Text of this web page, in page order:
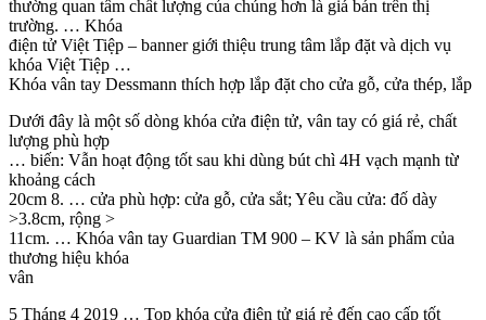
thường quan tâm chất lượng của chúng hơn là giá bán trên thị
trường. … Khóa
điện tử Việt Tiệp – banner giới thiệu trung tâm lắp đặt và dịch vụ
khóa Việt Tiệp …
Khóa vân tay Dessmann thích hợp lắp đặt cho cửa gỗ, cửa thép, lắp
Dưới đây là một số dòng khóa cửa điện tử, vân tay có giá rẻ, chất
lượng phù hợp
… biến: Vẫn hoạt động tốt sau khi dùng bút chì 4H vạch mạnh từ
khoảng cách
20cm 8. … cửa phù hợp: cửa gỗ, cửa sắt; Yêu cầu cửa: đố dày
>3.8cm, rộng >
11cm. … Khóa vân tay Guardian TM 900 – KV là sản phẩm của
thương hiệu khóa
vân
5 Tháng 4 2019 … Top khóa cửa điện tử giá rẻ đến cao cấp tốt